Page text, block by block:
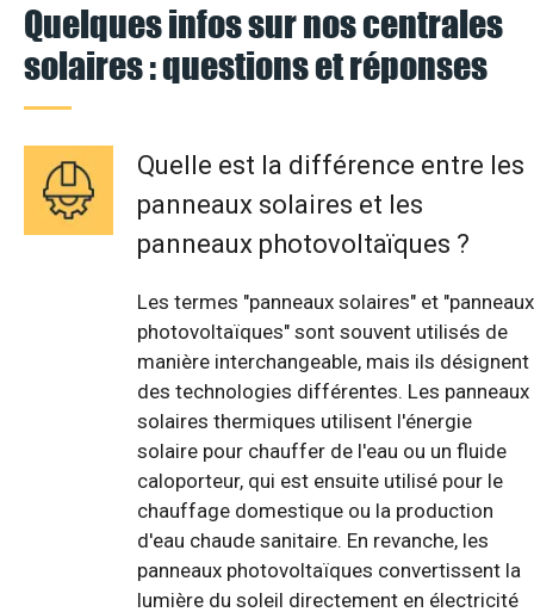
Quelques infos sur nos centrales
solaires : questions et réponses
Quelle est la différence entre les
panneaux solaires et les
panneaux photovoltaïques ?
Les termes "panneaux solaires" et "panneaux
photovoltaïques" sont souvent utilisés de
manière interchangeable, mais ils désignent
des technologies différentes. Les panneaux
solaires thermiques utilisent l'énergie
solaire pour chauffer de l'eau ou un fluide
caloporteur, qui est ensuite utilisé pour le
chauffage domestique ou la production
d'eau chaude sanitaire. En revanche, les
panneaux photovoltaïques convertissent la
lumière du soleil directement en électricité